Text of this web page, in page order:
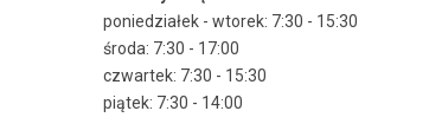
poniedziałek - wtorek: 7:30 - 15:30
środa: 7:30 - 17:00
czwartek: 7:30 - 15:30
piątek: 7:30 - 14:00